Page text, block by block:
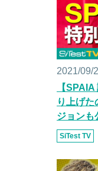
2021/09/
【
り上げ
ジョンも
SiTest TV